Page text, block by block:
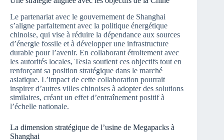
Le partenariat avec le gouvernement de Shanghai
s’aligne parfaitement avec la politique énergétique
chinoise, qui vise à réduire la dépendance aux sources
d’énergie fossile et à développer une infrastructure
durable pour l’avenir. En collaborant étroitement avec
les autorités locales, Tesla soutient ces objectifs tout en
renforçant sa position stratégique dans le marché
asiatique. L’impact de cette collaboration pourrait
inspirer d’autres villes chinoises à adopter des solutions
similaires, créant un effet d’entraînement positif à
l’échelle nationale.
La dimension stratégique de l’usine de Megapacks à
Shanghai